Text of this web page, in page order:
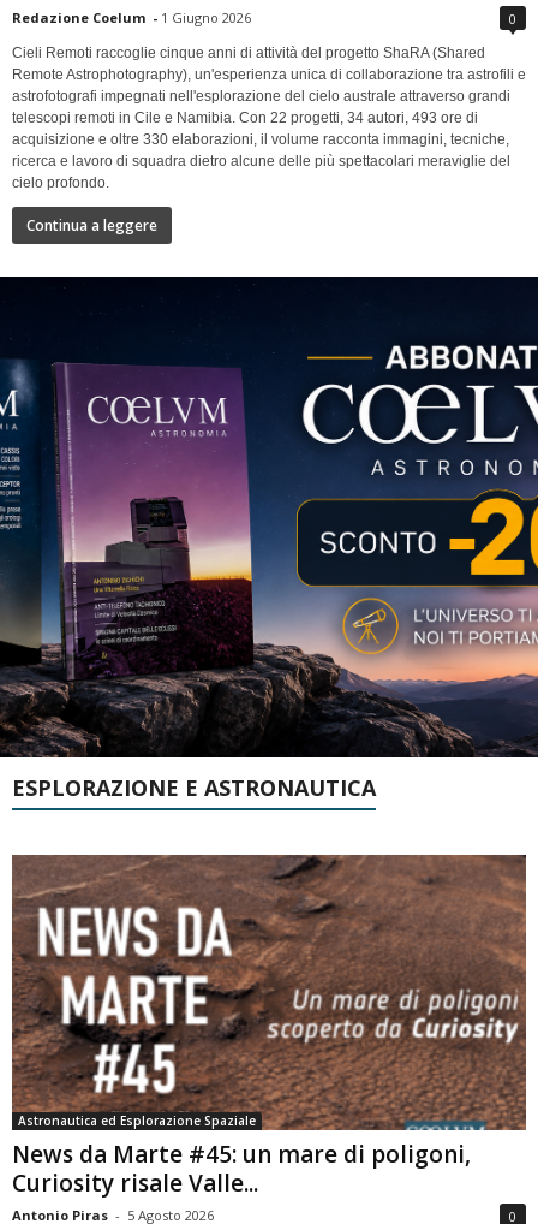
Redazione Coelum - 1 Giugno 2026 0
Cieli Remoti raccoglie cinque anni di attività del progetto ShaRA (Shared
Remote Astrophotography), un'esperienza unica di collaborazione tra astrofili e
astrofotografi impegnati nell'esplorazione del cielo australe attraverso grandi
telescopi remoti in Cile e Namibia. Con 22 progetti, 34 autori, 493 ore di
acquisizione e oltre 330 elaborazioni, il volume racconta immagini, tecniche,
ricerca e lavoro di squadra dietro alcune delle più spettacolari meraviglie del
cielo profondo.
Continua a leggere
ESPLORAZIONE E ASTRONAUTICA
Astronautica ed Esplorazione Spaziale
News da Marte #45: un mare di poligoni,
Curiosity risale Valle...
Antonio Piras - 5 Agosto 2026 0